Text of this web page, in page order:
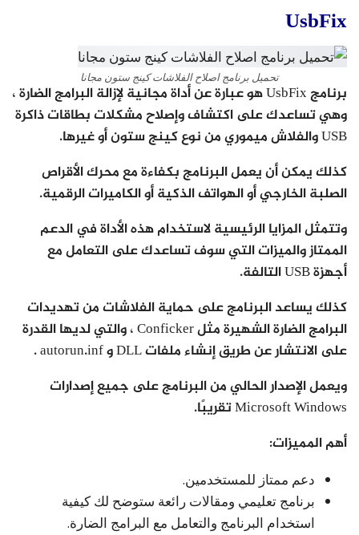
UsbFix
تحميل برنامج اصلاح الفلاشات كينج ستون مجانا
برنامج UsbFix هو عبارة عن أداة مجانية لإزالة البرامج الضارة ،
وهي تساعدك على اكتشاف وإصلاح مشكلات بطاقات ذاكرة
USB والفلاش ميموري من نوع كينج ستون أو غيرها.
كذلك يمكن أن يعمل البرنامج بكفاءة مع محرك الأقراص
الصلبة الخارجي أو الهواتف الذكية أو الكاميرات الرقمية.
وتتمثل المزايا الرئيسية لاستخدام هذه الأداة في الدعم
الممتاز والميزات التي سوف تساعدك على التعامل مع
أجهزة USB التالفة.
كذلك يساعد البرنامج على حماية الفلاشات من تهديدات
البرامج الضارة الشهيرة مثل Conficker ، والتي لديها القدرة
على الانتشار عن طريق إنشاء ملفات DLL و autorun.inf .
ويعمل الإصدار الحالي من البرنامج على جميع إصدارات
Microsoft Windows تقريبًا.
أهم المميزات:
دعم ممتاز للمستخدمين.
برنامج تعليمي ومقالات رائعة ستوضح لك كيفية
استخدام البرنامج والتعامل مع البرامج الضارة.